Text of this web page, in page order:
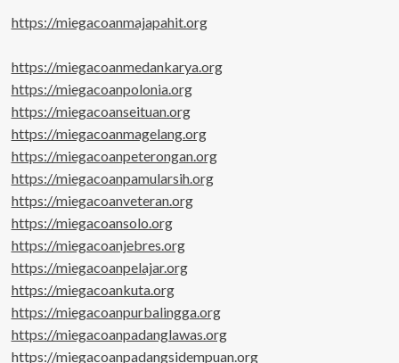
https://miegacoanmajapahit.org
https://miegacoanmedankarya.org
https://miegacoanpolonia.org
https://miegacoanseituan.org
https://miegacoanmagelang.org
https://miegacoanpeterongan.org
https://miegacoanpamularsih.org
https://miegacoanveteran.org
https://miegacoansolo.org
https://miegacoanjebres.org
https://miegacoanpelajar.org
https://miegacoankuta.org
https://miegacoanpurbalingga.org
https://miegacoanpadanglawas.org
https://miegacoanpadangsidempuan.org